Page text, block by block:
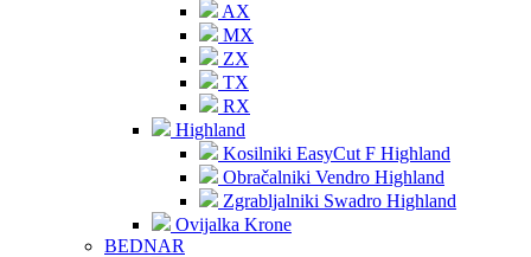
AX
MX
ZX
TX
RX
Highland
Kosilniki EasyCut F Highland
Obračalniki Vendro Highland
Zgrabljalniki Swadro Highland
Ovijalka Krone
BEDNAR